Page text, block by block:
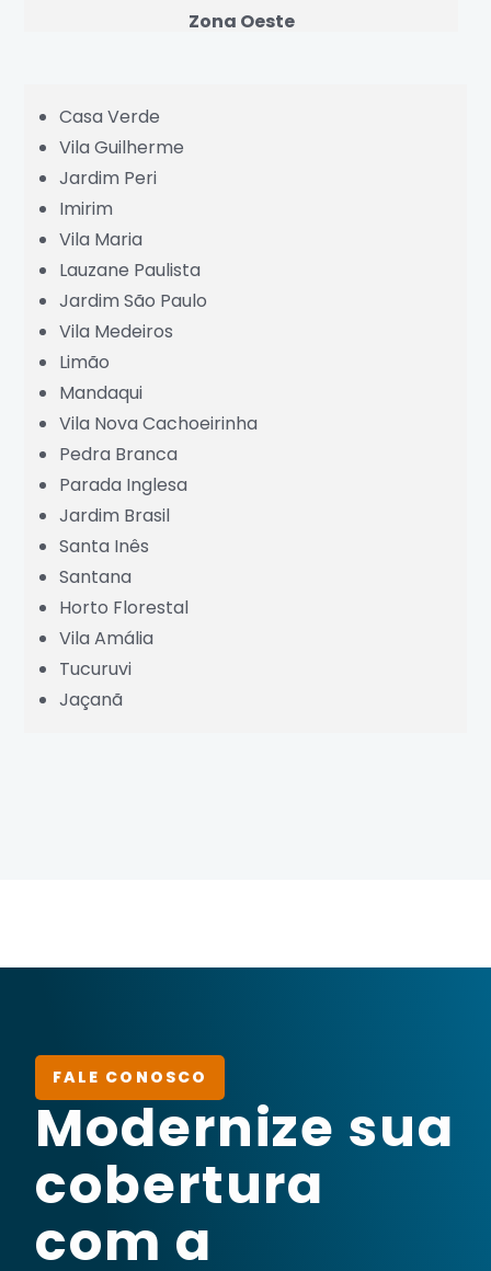
Zona Oeste
Casa Verde
Vila Guilherme
Jardim Peri
Imirim
Vila Maria
Lauzane Paulista
Jardim São Paulo
Vila Medeiros
Limão
Mandaqui
Vila Nova Cachoeirinha
Pedra Branca
Parada Inglesa
Jardim Brasil
Santa Inês
Santana
Horto Florestal
Vila Amália
Tucuruvi
Jaçanã
FALE CONOSCO
Modernize sua
cobertura
com a